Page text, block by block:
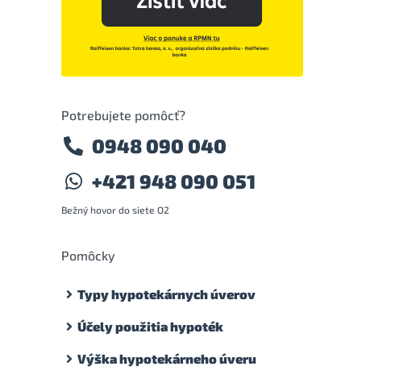
Potrebujete pomôcť?
0948 090 040
+421 948 090 051
Bežný hovor do siete O2
Pomôcky
Typy hypotekárnych úverov
Účely použitia hypoték
Výška hypotekárneho úveru